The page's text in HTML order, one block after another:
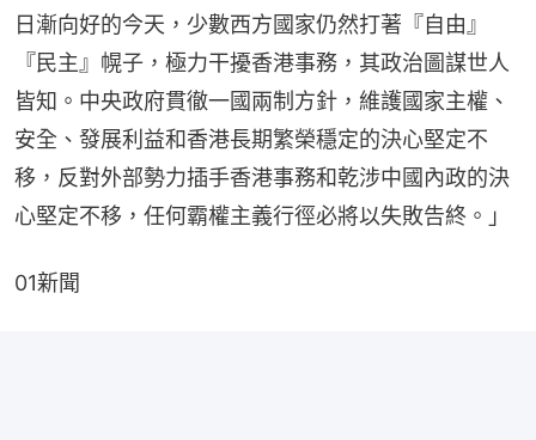
日漸向好的今天，少數西方國家仍然打著『自由』
『民主』幌子，極力干擾香港事務，其政治圖謀世人
皆知。中央政府貫徹一國兩制方針，維護國家主權、
安全、發展利益和香港長期繁榮穩定的決心堅定不
移，反對外部勢力插手香港事務和乾涉中國內政的決
心堅定不移，任何霸權主義行徑必將以失敗告終。」
01新聞